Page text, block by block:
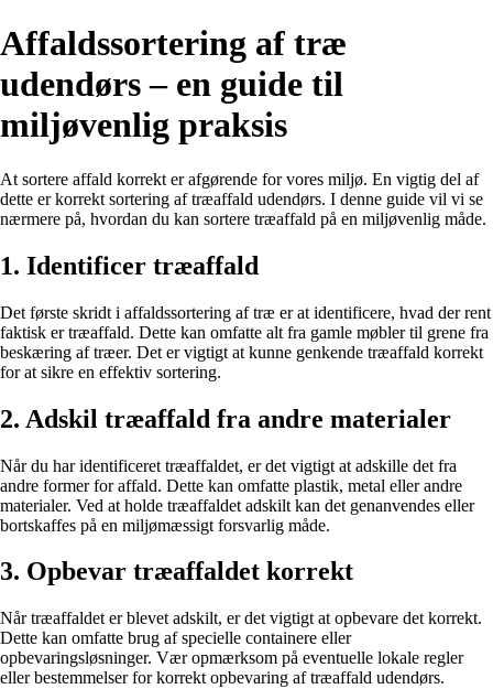
Affaldssortering af træ
udendørs – en guide til
miljøvenlig praksis
At sortere affald korrekt er afgørende for vores miljø. En vigtig del af
dette er korrekt sortering af træaffald udendørs. I denne guide vil vi se
nærmere på, hvordan du kan sortere træaffald på en miljøvenlig måde.
1. Identificer træaffald
Det første skridt i affaldssortering af træ er at identificere, hvad der rent
faktisk er træaffald. Dette kan omfatte alt fra gamle møbler til grene fra
beskæring af træer. Det er vigtigt at kunne genkende træaffald korrekt
for at sikre en effektiv sortering.
2. Adskil træaffald fra andre materialer
Når du har identificeret træaffaldet, er det vigtigt at adskille det fra
andre former for affald. Dette kan omfatte plastik, metal eller andre
materialer. Ved at holde træaffaldet adskilt kan det genanvendes eller
bortskaffes på en miljømæssigt forsvarlig måde.
3. Opbevar træaffaldet korrekt
Når træaffaldet er blevet adskilt, er det vigtigt at opbevare det korrekt.
Dette kan omfatte brug af specielle containere eller
opbevaringsløsninger. Vær opmærksom på eventuelle lokale regler
eller bestemmelser for korrekt opbevaring af træaffald udendørs.